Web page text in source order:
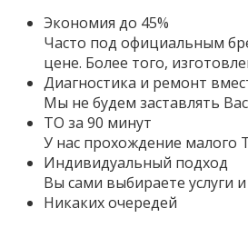
Экономия до 45%
Часто под официальным
цене. Более того,
Диагностика и ремонт
Мы не будем заставлять
ТО за 90 минут
У нас прохождение малого
Индивидуальный подход
Вы сами выбираете услуги
Никаких очередей